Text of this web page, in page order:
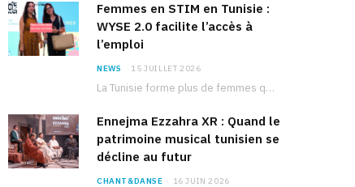
Femmes en STIM en Tunisie :
WYSE 2.0 facilite l’accès à
l’emploi
NEWS 15 JUILLET 2026
La Tunisie forme plus de femmes que d’hommes dans les filières scientifiques. Pourtant, pour beaucoup…
Ennejma Ezzahra XR : Quand le
patrimoine musical tunisien se
décline au futur
CHANT&DANSE 16 JUIN 2026